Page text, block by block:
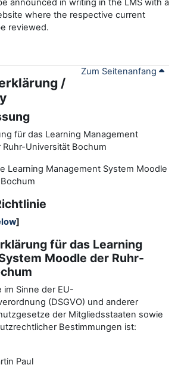
announced in writing in the LMS with a
where the respective current
reviewed.
Zum Seitenanfang
/
für das Learning Management
Universität Bochum
Learning Management System Moodle
]
für das Learning
Moodle der Ruhr-
im Sinne der EU-
(DSGVO) und anderer
der Mitgliedsstaaten sowie
Bestimmungen ist:
Paul